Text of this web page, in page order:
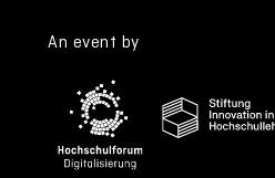
An event by